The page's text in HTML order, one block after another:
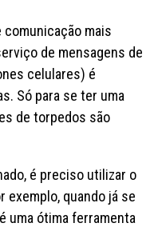
mais
de mensagens de
celulares) é
Só para se ter uma
de torpedos são
é preciso utilizar o
quando já se
uma ótima ferramenta